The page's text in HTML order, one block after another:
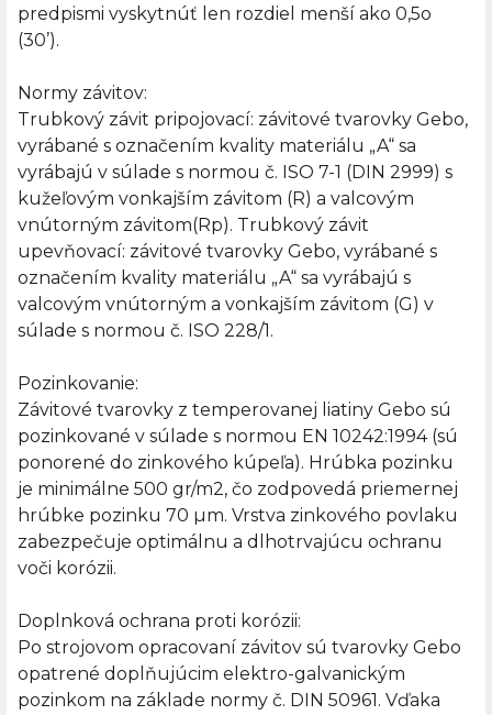
predpismi vyskytnúť len rozdiel menší ako 0,5o
(30’).
Normy závitov:
Trubkový závit pripojovací: závitové tvarovky Gebo,
vyrábané s označením kvality materiálu „A“ sa
vyrábajú v súlade s normou č. ISO 7-1 (DIN 2999) s
kužeľovým vonkajším závitom (R) a valcovým
vnútorným závitom(Rp). Trubkový závit
upevňovací: závitové tvarovky Gebo, vyrábané s
označením kvality materiálu „A“ sa vyrábajú s
valcovým vnútorným a vonkajším závitom (G) v
súlade s normou č. ISO 228/1.
Pozinkovanie:
Závitové tvarovky z temperovanej liatiny Gebo sú
pozinkované v súlade s normou EN 10242:1994 (sú
ponorené do zinkového kúpeľa). Hrúbka pozinku
je minimálne 500 gr/m2, čo zodpovedá priemernej
hrúbke pozinku 70 µm. Vrstva zinkového povlaku
zabezpečuje optimálnu a dlhotrvajúcu ochranu
voči korózii.
Doplnková ochrana proti korózii:
Po strojovom opracovaní závitov sú tvarovky Gebo
opatrené doplňujúcim elektro-galvanickým
pozinkom na základe normy č. DIN 50961. Vďaka